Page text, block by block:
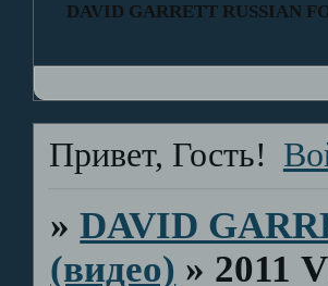
DAVID GARRETT RUSSIAN
Привет, Гость!
»DAVID
(видео) » 2011